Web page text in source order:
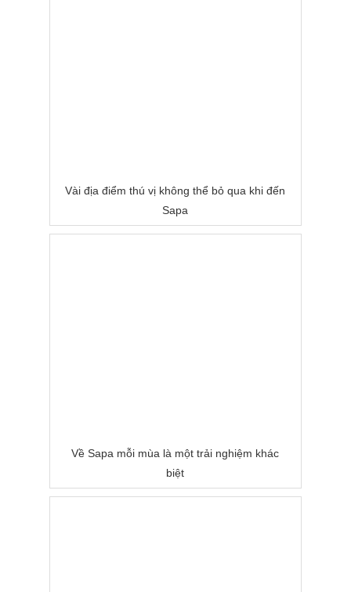
Vài địa điểm thú vị không thể bỏ qua khi đến
Sapa
Về Sapa mỗi mùa là một trải nghiệm khác
biệt